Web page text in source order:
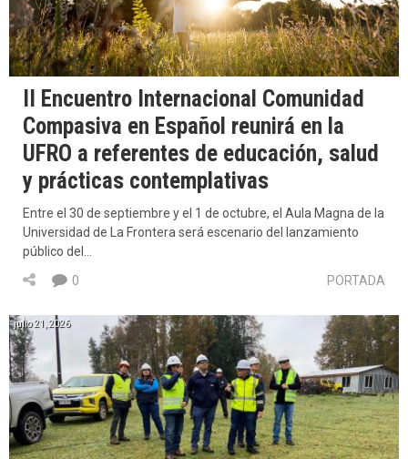
II Encuentro Internacional Comunidad
Compasiva en Español reunirá en la
UFRO a referentes de educación, salud
y prácticas contemplativas
Entre el 30 de septiembre y el 1 de octubre, el Aula Magna de la
Universidad de La Frontera será escenario del lanzamiento
público del…
PORTADA
0
julio 21, 2026